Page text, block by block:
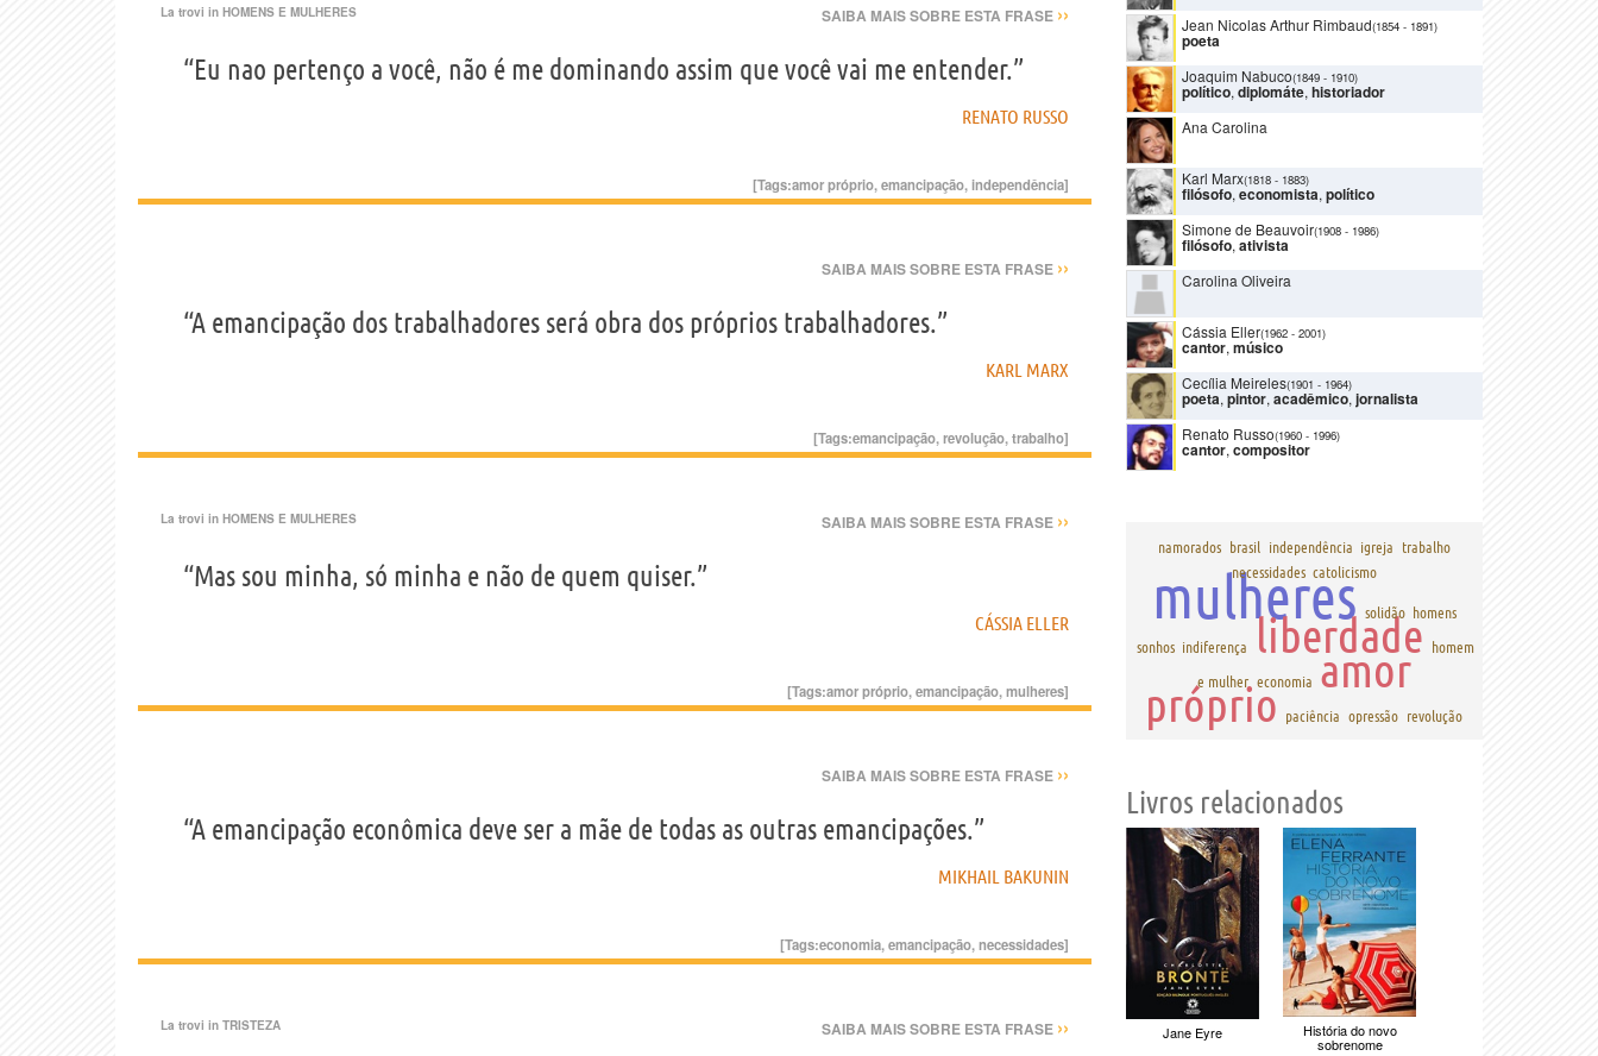
La trovi in HOMENS E MULHERES SAIBA MAIS SOBRE ESTA FRASE ››
“Eu nao pertenço a você, não é me dominando assim que você vai me entender.”
RENATO RUSSO
[Tags:amor próprio,emancipação,independência]
SAIBA MAIS SOBRE ESTA FRASE ››
“A emancipação dos trabalhadores será obra dos próprios trabalhadores.”
KARL MARX
[Tags:emancipação,revolução,trabalho]
La trovi in HOMENS E MULHERES SAIBA MAIS SOBRE ESTA FRASE ››
“Mas sou minha, só minha e não de quem quiser.”
CÁSSIA ELLER
[Tags:amor próprio,emancipação,mulheres]
SAIBA MAIS SOBRE ESTA FRASE ››
“A emancipação econômica deve ser a mãe de todas as outras emancipações.”
MIKHAIL BAKUNIN
[Tags:economia,emancipação,necessidades]
La trovi in TRISTEZA SAIBA MAIS SOBRE ESTA FRASE ››
Jean Nicolas Arthur Rimbaud(1854 - 1891)
poeta
Joaquim Nabuco(1849 - 1910)
político, diplomáte, historiador
Ana Carolina
Karl Marx(1818 - 1883)
filósofo, economista, político
Simone de Beauvoir(1908 - 1986)
filósofo, ativista
Carolina Oliveira
Cássia Eller(1962 - 2001)
cantor, músico
Cecília Meireles(1901 - 1964)
poeta, pintor, acadêmico, jornalista
Renato Russo(1960 - 1996)
cantor, compositor
namorados brasil independência igreja
trabalho
necessidades catolicismo
mulheres solidão homens
sonhos indiferença liberdade homem
e mulher economia amor
próprio paciência opressão revolução
Livros relacionados
Jane Eyre História do novo
sobrenome